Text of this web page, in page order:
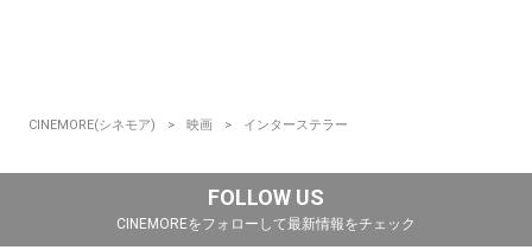
CINEMORE(シネモア) 映画 インターステラー
FOLLOW US
CINEMOREをフォローして最新情報をチェック